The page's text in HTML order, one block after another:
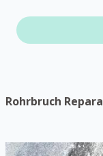
Rohrbruch